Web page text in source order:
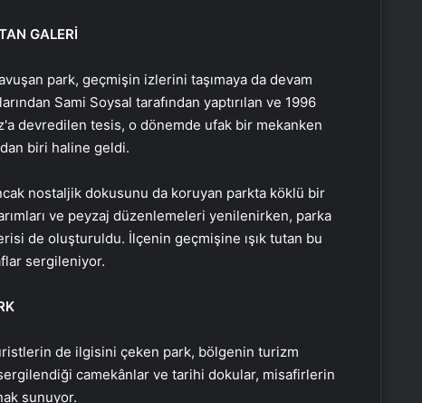
GALERİ
park, geçmişin izlerini taşımaya da devam
Sami Soysal tarafından yaptırılan ve 1996
devredilen tesis, o dönemde ufak bir mekanken
biri haline geldi.
nostaljik dokusunu da koruyan parkta köklü bir
ve peyzaj düzenlemeleri yenilenirken, parka
de oluşturuldu. İlçenin geçmişine ışık tutan bu
sergileniyor.
de ilgisini çeken park, bölgenin turizm
camekânlar ve tarihi dokular, misafirlerin
sunuyor.
Bayraktar TB3’ten hedefe tam
isabet